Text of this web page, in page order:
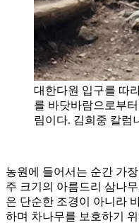
대한다원 입구를 따
를 바닷바람으로부
림이다. 김희중 칼럼
농원에 들어서는 순간 가
주 크기의 아름드리 삼나
은 단순한 조경이 아니라
하며 차나무를 보호하기